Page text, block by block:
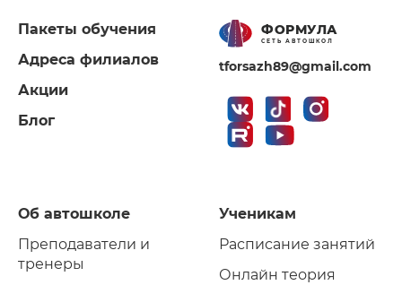
Пакеты обучения
Адреса филиалов
Акции
Блог
Об автошколе
Преподаватели и
тренеры
Ученикам
Расписание занятий
Онлайн теория
ФОРМУЛА
СЕТЬ АВТОШКОЛ
tforsazh89@gmail.com